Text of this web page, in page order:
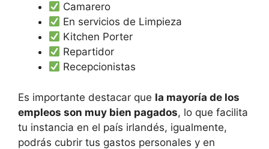
Camarero
En servicios de Limpieza
Kitchen Porter
Repartidor
Recepcionistas
Es importante destacar que la mayoría de los
empleos son muy bien pagados, lo que facilita
tu instancia en el país irlandés, igualmente,
podrás cubrir tus gastos personales y en